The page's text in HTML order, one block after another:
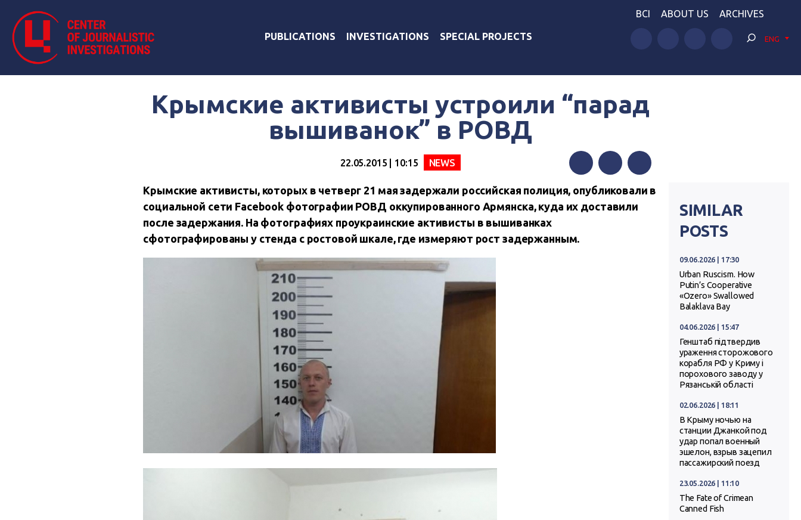
PUBLICATIONS INVESTIGATIONS SPECIAL PROJECTS
BCI ABOUT US ARCHIVES
ENG
Крымские активисты устроили “парад
вышиванок” в РОВД
22.05.2015 | 10:15 NEWS
FacebookTwitter Telegram
Крымские активисты, которых в четверг 21 мая задержали российская полиция, опубликовали в
социальной сети Facebook фотографии РОВД оккупированного Армянска, куда их доставили
после задержания. На фотографиях проукраинские активисты в вышиванках
сфотографированы у стенда с ростовой шкале, где измеряют рост задержанным.
SIMILAR
POSTS
09.06.2026 | 17:30
Urban Ruscism. How
Putin’s Cooperative
«Ozero» Swallowed
Balaklava Bay
04.06.2026 | 15:47
Генштаб підтвердив
ураження сторожового
корабля РФ у Криму і
порохового заводу у
Рязанській області
02.06.2026 | 18:11
В Крыму ночью на
станции Джанкой под
удар попал военный
эшелон, взрыв зацепил
пассажирский поезд
23.05.2026 | 11:10
The Fate of Crimean
Canned Fish